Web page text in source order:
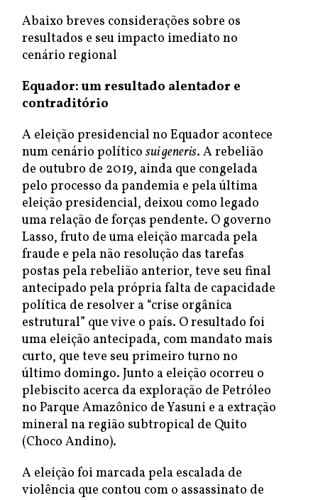
Abaixo breves considerações sobre os
resultados e seu impacto imediato no
cenário regional
Equador: um resultado alentador e
contraditório
A eleição presidencial no Equador acontece
num cenário político sui generis. A rebelião
de outubro de 2019, ainda que congelada
pelo processo da pandemia e pela última
eleição presidencial, deixou como legado
uma relação de forças pendente. O governo
Lasso, fruto de uma eleição marcada pela
fraude e pela não resolução das tarefas
postas pela rebelião anterior, teve seu final
antecipado pela própria falta de capacidade
política de resolver a “crise orgânica
estrutural” que vive o país. O resultado foi
uma eleição antecipada, com mandato mais
curto, que teve seu primeiro turno no
último domingo. Junto a eleição ocorreu o
plebiscito acerca da exploração de Petróleo
no Parque Amazônico de Yasuni e a extração
mineral na região subtropical de Quito
(Choco Andino).
A eleição foi marcada pela escalada de
violência que contou com o assassinato de